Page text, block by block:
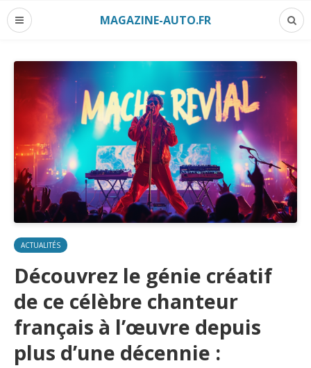
MAGAZINE-AUTO.FR
ACTUALITÉS
Découvrez le génie créatif
de ce célèbre chanteur
français à l’œuvre depuis
plus d’une décennie :